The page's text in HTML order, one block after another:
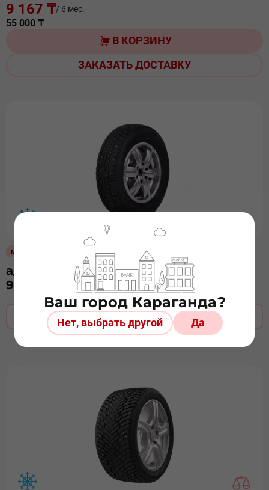
9 167 ₸/ 6 мес.
55 000 ₸
В КОРЗИНУ
ЗАКАЗАТЬ ДОСТАВКУ
мало
а/ш 215/50х17 Roadx/RX FROST WH12
95T шип
Оставить заявку
Ваш город Караганда?
Нет, выбрать другой Да